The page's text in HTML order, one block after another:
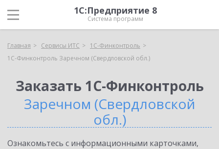
1С:Предприятие 8
Система программ
Главная Сервисы ИТС
1С-Финконтроль
1С-Финконтроль Заречном (Свердловской обл.)
Заказать 1С-Финконтроль
Заречном (Свердловской
обл.)
Ознакомьтесь с информационными карточками,